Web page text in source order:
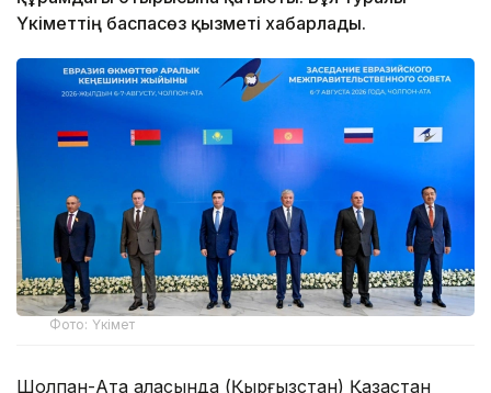
Үкіметтің баспасөз қызметі хабарлады.
Фото: Үкімет
Шолпан-Ата қаласында (Қырғызстан) Қазақстан